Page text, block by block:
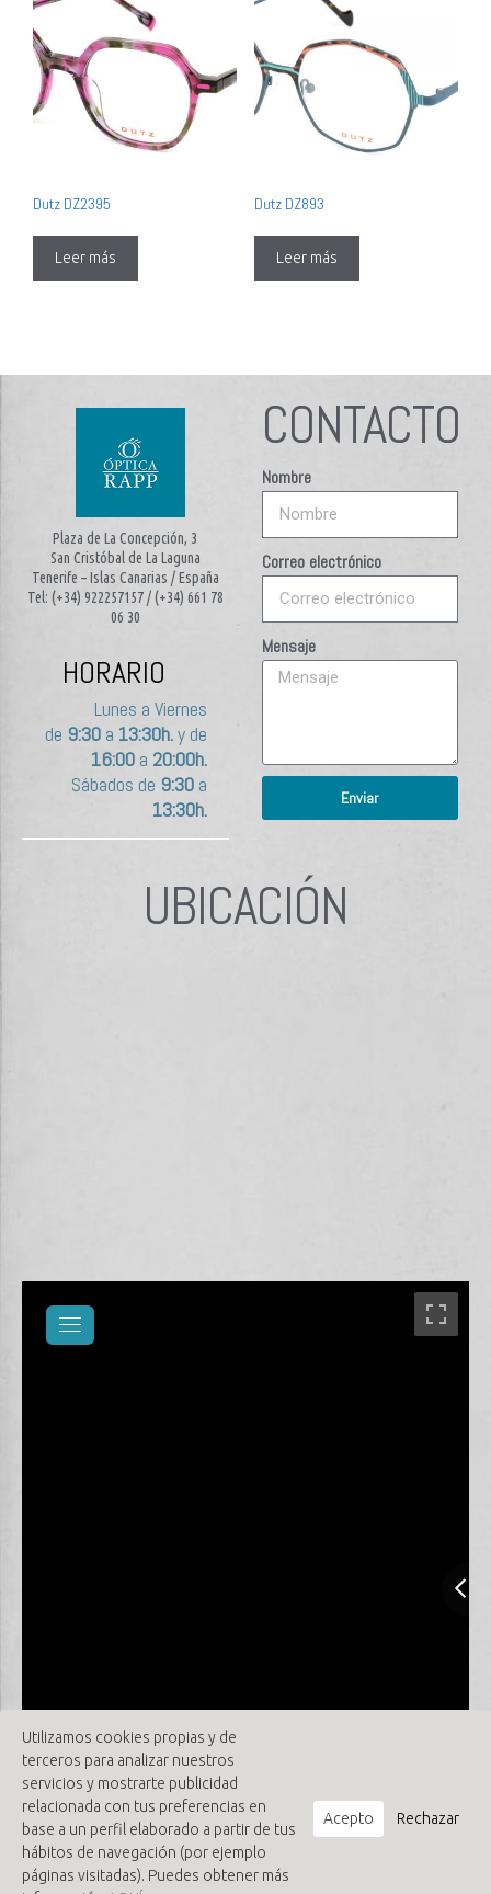
Dutz DZ2395
Leer más
Dutz DZ893
Leer más
Plaza de La Concepción, 3
San Cristóbal de La Laguna
Tenerife – Islas Canarias / España
Tel: (+34) 922257157 / (+34) 661 78
06 30
HORARIO
Lunes a Viernes
de 9:30a 13:30h.y de
16:00a 20:00h.
Sábados de 9:30a
13:30h.
CONTACTO
Nombre
Correo electrónico
Mensaje
Enviar
UBICACIÓN
Utilizamos cookies propias y de
terceros para analizar nuestros
servicios y mostrarte publicidad
relacionada con tus preferencias en
base a un perfil elaborado a partir de tus
hábitos de navegación (por ejemplo
páginas visitadas). Puedes obtener más
Acepto Rechazar